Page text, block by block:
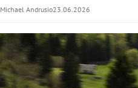
Michael Andrusio23.06.2026